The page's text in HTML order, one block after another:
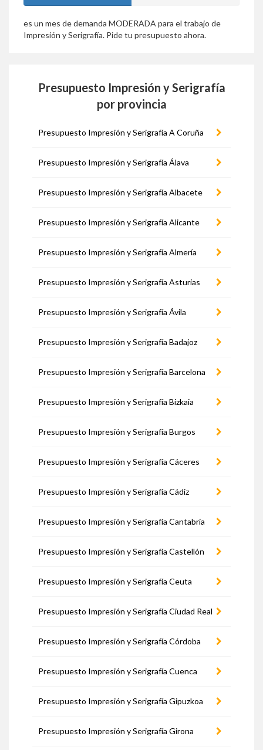
es un mes de demanda MODERADA para el trabajo de
Impresión y Serigrafía. Pide tu presupuesto ahora.
Presupuesto Impresión y Serigrafía
por provincia
Presupuesto Impresión y Serigrafía A Coruña
Presupuesto Impresión y Serigrafía Álava
Presupuesto Impresión y Serigrafía Albacete
Presupuesto Impresión y Serigrafía Alicante
Presupuesto Impresión y Serigrafía Almería
Presupuesto Impresión y Serigrafía Asturias
Presupuesto Impresión y Serigrafía Ávila
Presupuesto Impresión y Serigrafía Badajoz
Presupuesto Impresión y Serigrafía Barcelona
Presupuesto Impresión y Serigrafía Bizkaia
Presupuesto Impresión y Serigrafía Burgos
Presupuesto Impresión y Serigrafía Cáceres
Presupuesto Impresión y Serigrafía Cádiz
Presupuesto Impresión y Serigrafía Cantabria
Presupuesto Impresión y Serigrafía Castellón
Presupuesto Impresión y Serigrafía Ceuta
Presupuesto Impresión y Serigrafía Ciudad Real
Presupuesto Impresión y Serigrafía Córdoba
Presupuesto Impresión y Serigrafía Cuenca
Presupuesto Impresión y Serigrafía Gipuzkoa
Presupuesto Impresión y Serigrafía Girona